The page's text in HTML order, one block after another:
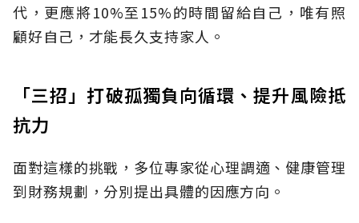
代，更應將10%至15%的時間留給自己，唯有照
顧好自己，才能長久支持家人。
「三招」打破孤獨負向循環、提升風險抵
抗力
面對這樣的挑戰，多位專家從心理調適、健康管理
到財務規劃，分別提出具體的因應方向。